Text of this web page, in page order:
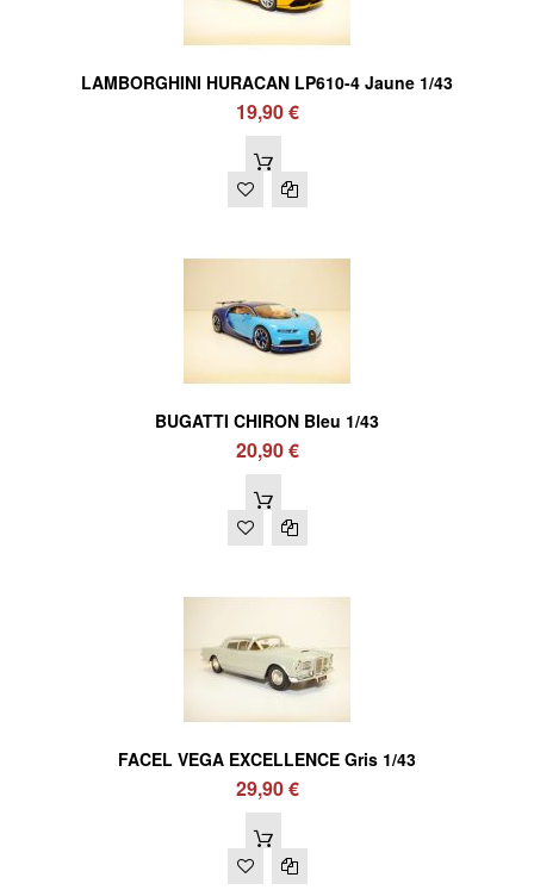
LAMBORGHINI HURACAN LP610-4 Jaune 1/43
19,90 €
BUGATTI CHIRON Bleu 1/43
20,90 €
FACEL VEGA EXCELLENCE Gris 1/43
29,90 €